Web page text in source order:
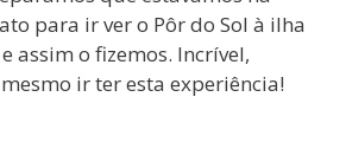
para ir ver o Pôr do Sol à ilha
assim o fizemos. Incrível,
ir ter esta experiência!